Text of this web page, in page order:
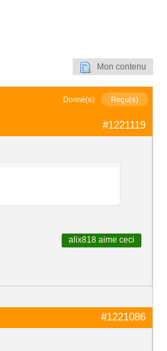
Mon contenu
Donné(s) Reçu(s)
#1221119
alix818 aime ceci
#1221086